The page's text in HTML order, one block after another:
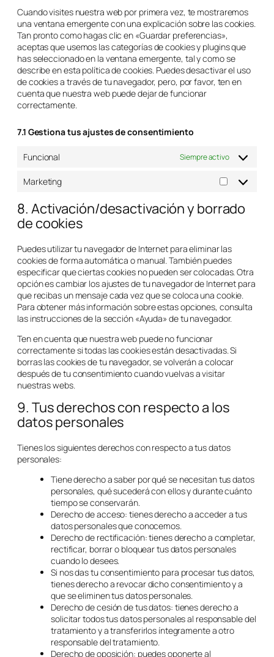
Cuando visites nuestra web por primera vez, te mostraremos
una ventana emergente con una explicación sobre las cookies.
Tan pronto como hagas clic en «Guardar preferencias»,
aceptas que usemos las categorías de cookies y plugins que
has seleccionado en la ventana emergente, tal y como se
describe en esta política de cookies. Puedes desactivar el uso
de cookies a través de tu navegador, pero, por favor, ten en
cuenta que nuestra web puede dejar de funcionar
correctamente.
7.1 Gestiona tus ajustes de consentimiento
Funcional Siempre activo
Marketing
8. Activación/desactivación y borrado
de cookies
Puedes utilizar tu navegador de Internet para eliminar las
cookies de forma automática o manual. También puedes
especificar que ciertas cookies no pueden ser colocadas. Otra
opción es cambiar los ajustes de tu navegador de Internet para
que recibas un mensaje cada vez que se coloca una cookie.
Para obtener más información sobre estas opciones, consulta
las instrucciones de la sección «Ayuda» de tu navegador.
Ten en cuenta que nuestra web puede no funcionar
correctamente si todas las cookies están desactivadas. Si
borras las cookies de tu navegador, se volverán a colocar
después de tu consentimiento cuando vuelvas a visitar
nuestras webs.
9. Tus derechos con respecto a los
datos personales
Tienes los siguientes derechos con respecto a tus datos
personales:
Tiene derecho a saber por qué se necesitan tus datos
personales, qué sucederá con ellos y durante cuánto
tiempo se conservarán.
Derecho de acceso: tienes derecho a acceder a tus
datos personales que conocemos.
Derecho de rectificación: tienes derecho a completar,
rectificar, borrar o bloquear tus datos personales
cuando lo desees.
Si nos das tu consentimiento para procesar tus datos,
tienes derecho a revocar dicho consentimiento y a
que se eliminen tus datos personales.
Derecho de cesión de tus datos: tienes derecho a
solicitar todos tus datos personales al responsable del
tratamiento y a transferirlos íntegramente a otro
responsable del tratamiento.
Derecho de oposición: puedes oponerte al